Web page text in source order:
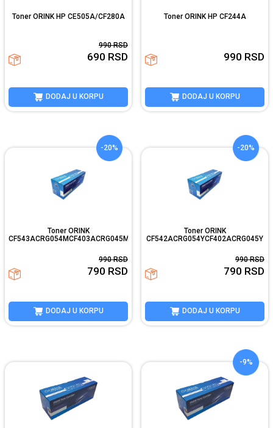
Toner ORINK HP CE505A/CF280A
990RSD
690 RSD
DODAJ U KORPU
Toner ORINK HP CF244A
990 RSD
DODAJ U KORPU
-20%
Toner ORINK
CF543ACRG054MCF403ACRG045M
990RSD
790 RSD
DODAJ U KORPU
-20%
Toner ORINK
CF542ACRG054YCF402ACRG045Y
990RSD
790 RSD
DODAJ U KORPU
-9%